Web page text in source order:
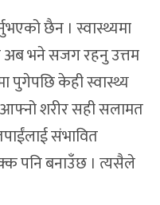
छैन । स्वास्थ्यमा
भने सजग रहनु उत्तम
पुगेपछि केही स्वास्थ्य
शरीर सही सलामत
संभावित
पनि बनाउँछ । त्यसैले